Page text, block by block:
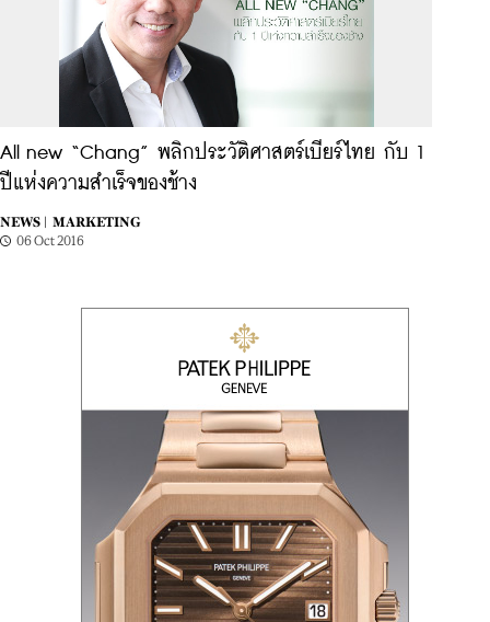
All new “Chang” พลิกประวัติศาสตร์เบียร์ไทย กับ 1
ปีแห่งความสำเร็จของช้าง
NEWS |
MARKETING
06 Oct 2016